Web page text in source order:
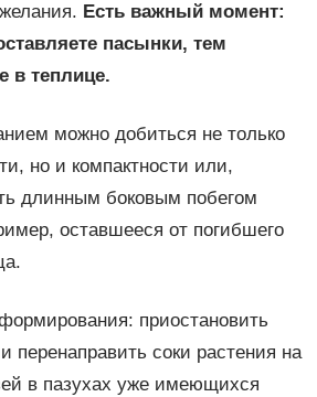
Есть важный момент:
пасынки, тем
в теплице.
можно добиться не только
но и компактности или,
длинным боковым побегом
оставшееся от погибшего
приостановить
перенаправить соки растения на
в пазухах уже имеющихся